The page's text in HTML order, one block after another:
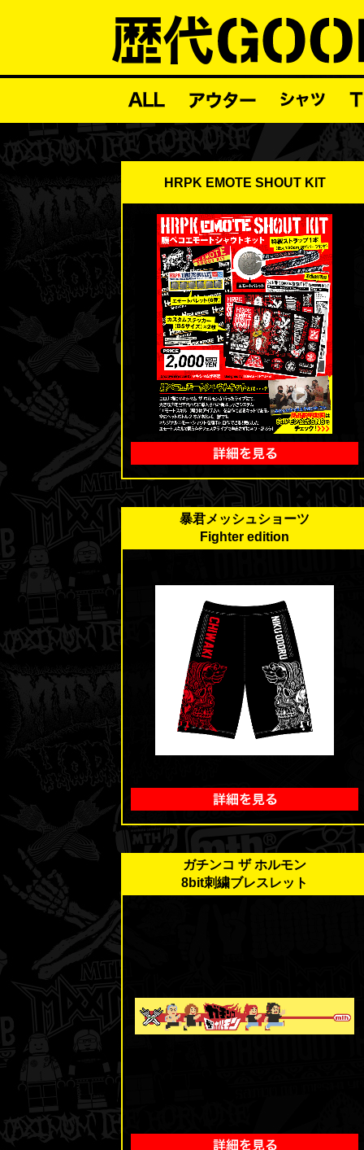
HRPK EMOTE SHOUT KIT
暴君メッシュショーツ
Fighter edition
ガチンコ ザ ホルモン
8bit刺繍ブレスレット